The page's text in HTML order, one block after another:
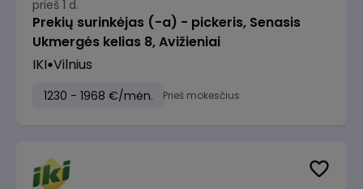
prieš 1 d.
Prekių surinkėjas (-a) - pickeris, Senasis
Ukmergės kelias 8, Avižieniai
IKI Vilnius
1230 - 1968 €/mėn. Prieš mokesčius